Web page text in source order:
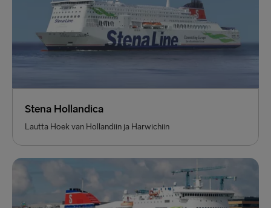
Stena Hollandica
Lautta Hoek van Hollandiin ja Harwichiin